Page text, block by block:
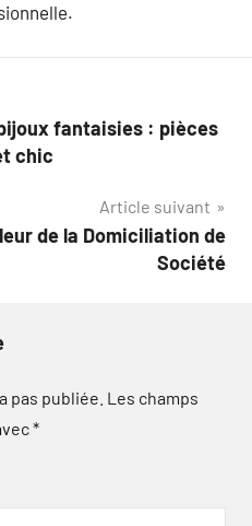
fantaisies : pièces
chic
Article suivant
de la Domiciliation de
Société
pas publiée. Les champs
*